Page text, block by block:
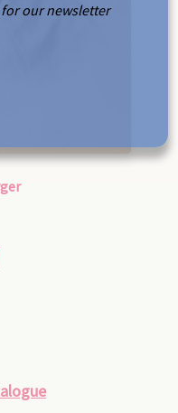
for our newsletter